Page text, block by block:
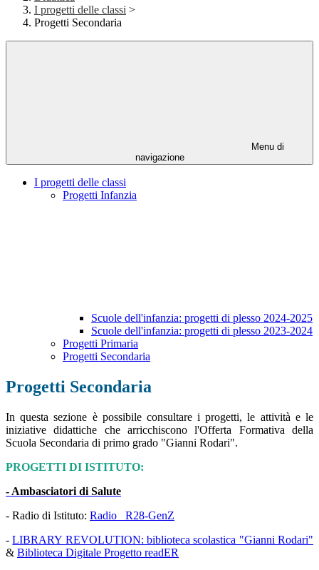
I progetti delle classi >
Progetti Secondaria
Menu di
navigazione
I progetti delle classi
Progetti Infanzia
Scuole dell'infanzia: progetti di plesso 2024-2025
Scuole dell'infanzia: progetti di plesso 2023-2024
Progetti Primaria
Progetti Secondaria
Progetti Secondaria
In questa sezione è possibile consultare i progetti, le attività e le
iniziative didattiche che arricchiscono l'Offerta Formativa della
Scuola Secondaria di primo grado "Gianni Rodari".
PROGETTI DI ISTITUTO:
- Ambasciatori di Salute
- Radio di Istituto: Radio _R28-GenZ
-LIBRARY REVOLUTION: biblioteca scolastica "Gianni Rodari"
& Biblioteca Digitale Progetto readER